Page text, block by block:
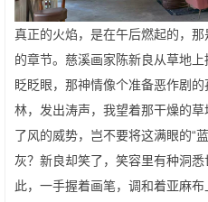
真正的火焰，是在午后燃起的，
的章节。慈溪画家陈新良从草地
眨眨眼，那神情像个准备恶作剧
林，发出涛声，我望着那干燥的
了风的威势，岂不要将这满眼的“
灰？新良却笑了，笑容里有种洞
此，一手握着画笔，调和着亚麻